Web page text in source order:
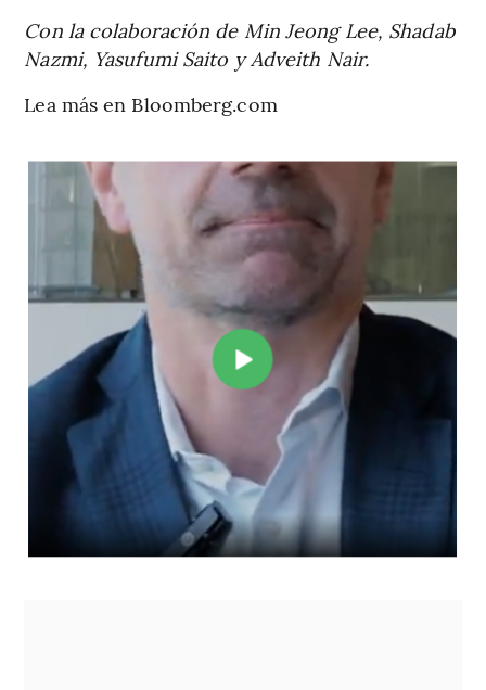
Con la colaboración de Min Jeong Lee, Shadab
Nazmi, Yasufumi Saito y Adveith Nair.
Lea más en Bloomberg.com